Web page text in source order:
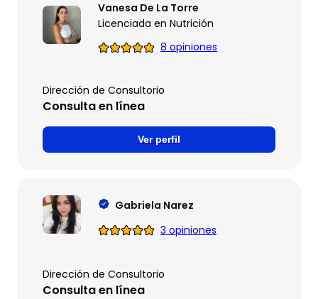
Vanesa De La Torre
Licenciada en Nutrición
8 opiniones
Dirección de Consultorio
Consulta en línea
Ver perfil
Gabriela Narez
3 opiniones
Dirección de Consultorio
Consulta en línea